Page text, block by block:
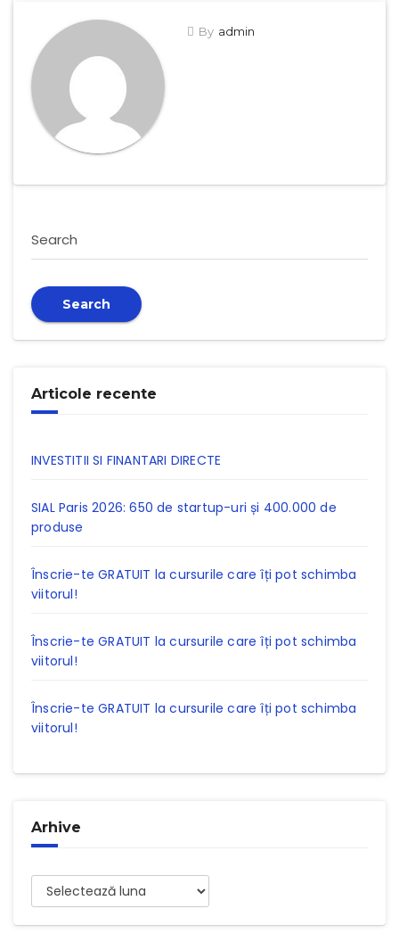
By admin
Search
Search
Articole recente
INVESTITII SI FINANTARI DIRECTE
SIAL Paris 2026: 650 de startup-uri și 400.000 de
produse
Înscrie-te GRATUIT la cursurile care îți pot schimba
viitorul!
Înscrie-te GRATUIT la cursurile care îți pot schimba
viitorul!
Înscrie-te GRATUIT la cursurile care îți pot schimba
viitorul!
Arhive
Arhive